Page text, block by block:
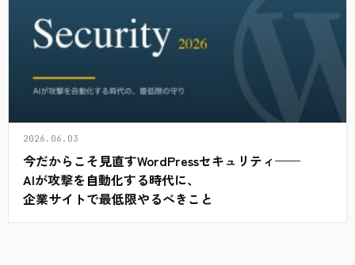
2026.06.03
今だからこそ見直すWordPressセキュリティ——
AIが攻撃を自動化する時代に、
企業サイトで最低限やるべきこと